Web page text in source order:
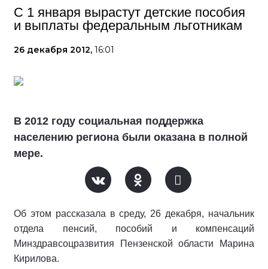
С 1 января вырастут детские пособия
и выплаты федеральным льготникам
26 декабря 2012, 16:01
В 2012 году социальная поддержка
населению региона были оказана в полной
мере.
Об этом рассказала в среду, 26 декабря, начальник
отдела пенсий, пособий и компенсаций
Минздравсоцразвития Пензенской области Марина
Кирилова.